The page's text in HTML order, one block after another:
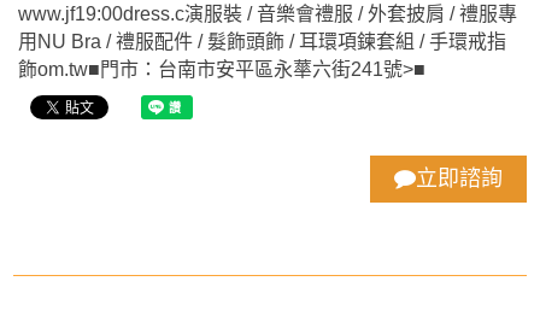
www.jf19:00dress.c演服裝 / 音樂會禮服 / 外套披肩 / 禮服專
用NU Bra / 禮服配件 / 髮飾頭飾 / 耳環項鍊套組 / 手環戒指
飾om.tw■門市：台南市安平區永蕐六街241號>■
立即諮詢